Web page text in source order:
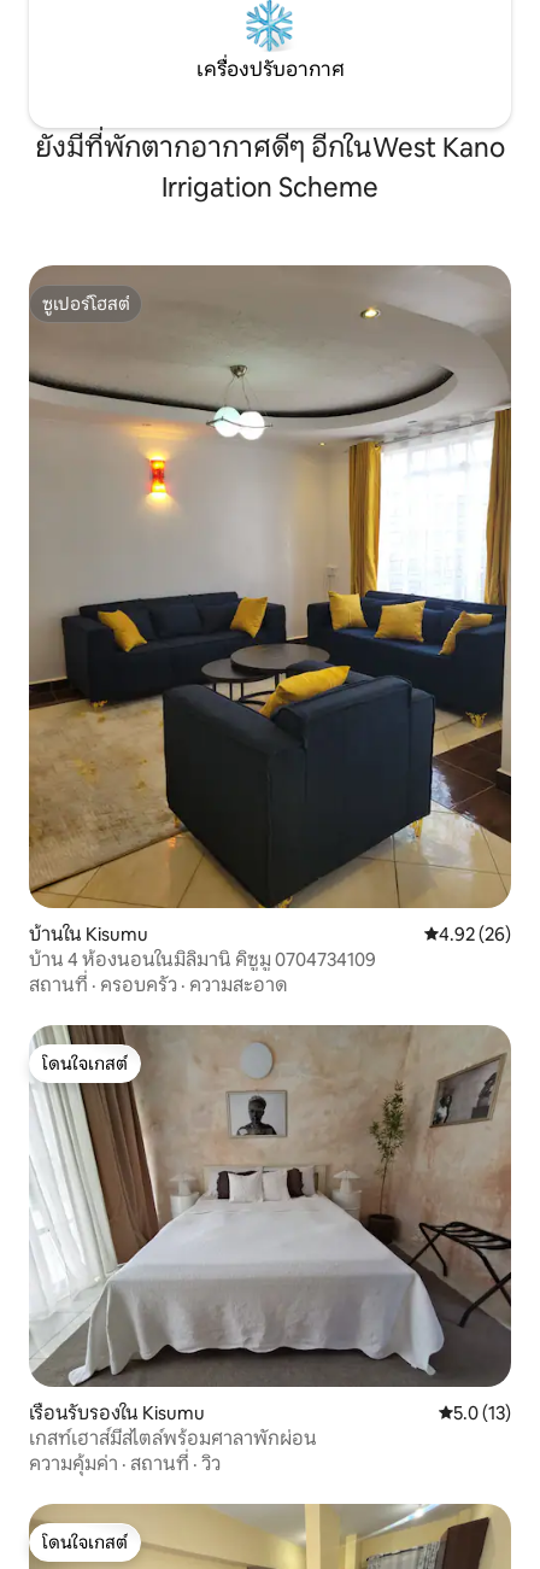
เครื่องปรับอากาศ
ยังมีที่พักตากอากาศดีๆ อีกในWest Kano
Irrigation Scheme
ซูเปอร์โฮสต์
ซูเปอร์โฮสต์
บ้านใน Kisumu คะแนนเฉลี่ย
4.92 (26)
บ้าน 4 ห้องนอนในมิลิมานิ คิซูมู 0704734109
สถานที่ · ครอบครัว · ความสะอาด
โดนใจเกสต์
โดนใจเกสต์
เรือนรับรองใน Kisumu คะแนนเฉลี่ย
5.0 (13)
เกสท์เฮาส์มีสไตล์พร้อมศาลาพักผ่อน
ความคุ้มค่า · สถานที่ · วิว
โดนใจเกสต์
โดนใจเกสต์